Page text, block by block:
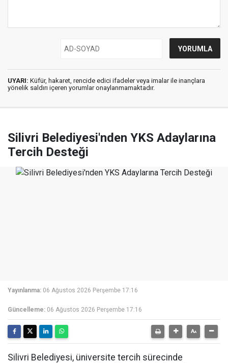
UYARI: Küfür, hakaret, rencide edici ifadeler veya imalar ile inançlara
yönelik saldırı içeren yorumlar onaylanmamaktadır.
Silivri Belediyesi'nden YKS Adaylarına
Tercih Desteği
Yayınlanma: 06 Ağustos 2026 Perşembe 17:16
Güncelleme: 06 Ağustos 2026 Perşembe 17:16
Silivri Belediyesi, üniversite tercih sürecinde